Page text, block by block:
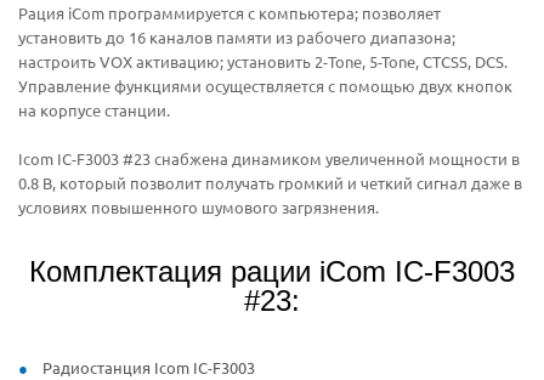
Рация iCom программируется с компьютера; позволяет
установить до 16 каналов памяти из рабочего диапазона;
настроить VOX активацию; установить 2-Tone, 5-Tone, CTCSS, DCS.
Управление функциями осуществляется с помощью двух кнопок
на корпусе станции.
Icom IC-F3003 #23 снабжена динамиком увеличенной мощности в
0.8 В, который позволит получать громкий и четкий сигнал даже в
условиях повышенного шумового загрязнения.
Комплектация рации iCom IC-F3003
#23:
Радиостанция Icom IC-F3003